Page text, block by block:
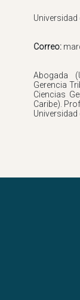
Correo:
Abogada
Gerencia
Ciencias
Caribe).